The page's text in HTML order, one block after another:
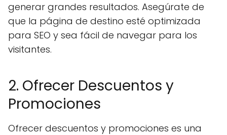
generar grandes resultados. Asegúrate de
que la página de destino esté optimizada
para SEO y sea fácil de navegar para los
visitantes.
2. Ofrecer Descuentos y
Promociones
Ofrecer descuentos y promociones es una